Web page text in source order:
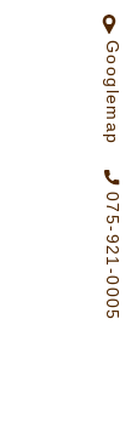
Googlemap
075-921-0005